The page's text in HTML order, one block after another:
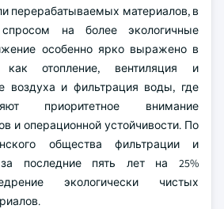
перерабатываемых материалов, в
на более экологичные
особенно ярко выражено в
как отопление, вентиляция и
воздуха и фильтрация воды, где
приоритетное внимание
и операционной устойчивости. По
общества фильтрации и
за последние пять лет на 25%
экологически чистых